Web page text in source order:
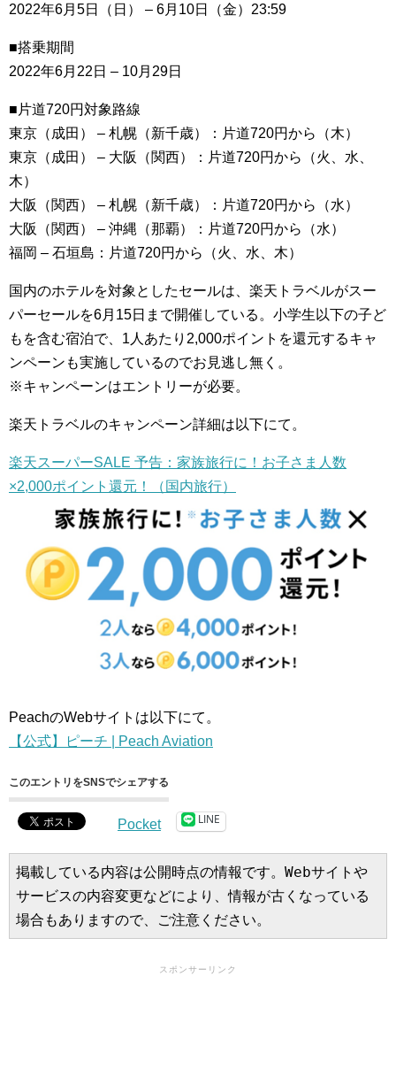
2022年6月5日（日） – 6月10日（金）23:59
■搭乗期間
2022年6月22日 – 10月29日
■片道720円対象路線
東京（成田） – 札幌（新千歳）：片道720円から（木）
東京（成田） – 大阪（関西）：片道720円から（火、水、
木）
大阪（関西） – 札幌（新千歳）：片道720円から（水）
大阪（関西） – 沖縄（那覇）：片道720円から（水）
福岡 – 石垣島：片道720円から（火、水、木）
国内のホテルを対象としたセールは、楽天トラベルがスー
パーセールを6月15日まで開催している。小学生以下の子ど
もを含む宿泊で、1人あたり2,000ポイントを還元するキャ
ンペーンも実施しているのでお見逃し無く。
※キャンペーンはエントリーが必要。
楽天トラベルのキャンペーン詳細は以下にて。
楽天スーパーSALE 予告：家族旅行に！お子さま人数
×2,000ポイント還元！（国内旅行）
PeachのWebサイトは以下にて。
【公式】ピーチ | Peach Aviation
このエントリをSNSでシェアする
Pocket LINE
掲載している内容は公開時点の情報です。Webサイトや
サービスの内容変更などにより、情報が古くなっている
場合もありますので、ご注意ください。
スポンサーリンク